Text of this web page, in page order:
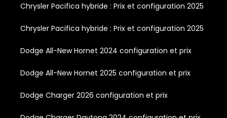
Chrysler Pacifica hybride : Prix et configuration 2025
Chrysler Pacifica hybride : Prix et configuration 2025
Dodge All-New Hornet 2024 configuration et prix
Dodge All-New Hornet 2025 configuration et prix
Dodge Charger 2026 configuration et prix